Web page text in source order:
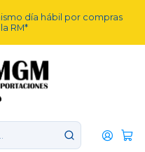
día hábil por compras
RM*